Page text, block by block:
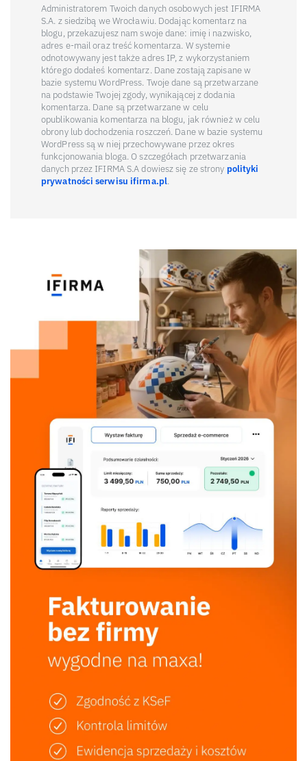
Administratorem Twoich danych osobowych jest IFIRMA
S.A. z siedzibą we Wrocławiu. Dodając komentarz na
blogu, przekazujesz nam swoje dane: imię i nazwisko,
adres e-mail oraz treść komentarza. W systemie
odnotowywany jest także adres IP, z wykorzystaniem
którego dodałeś komentarz. Dane zostają zapisane w
bazie systemu WordPress. Twoje dane są przetwarzane
na podstawie Twojej zgody, wynikającej z dodania
komentarza. Dane są przetwarzane w celu
opublikowania komentarza na blogu, jak również w celu
obrony lub dochodzenia roszczeń. Dane w bazie systemu
WordPress są w niej przechowywane przez okres
funkcjonowania bloga. O szczegółach przetwarzania
danych przez IFIRMA S.A dowiesz się ze strony polityki
prywatności serwisu ifirma.pl.